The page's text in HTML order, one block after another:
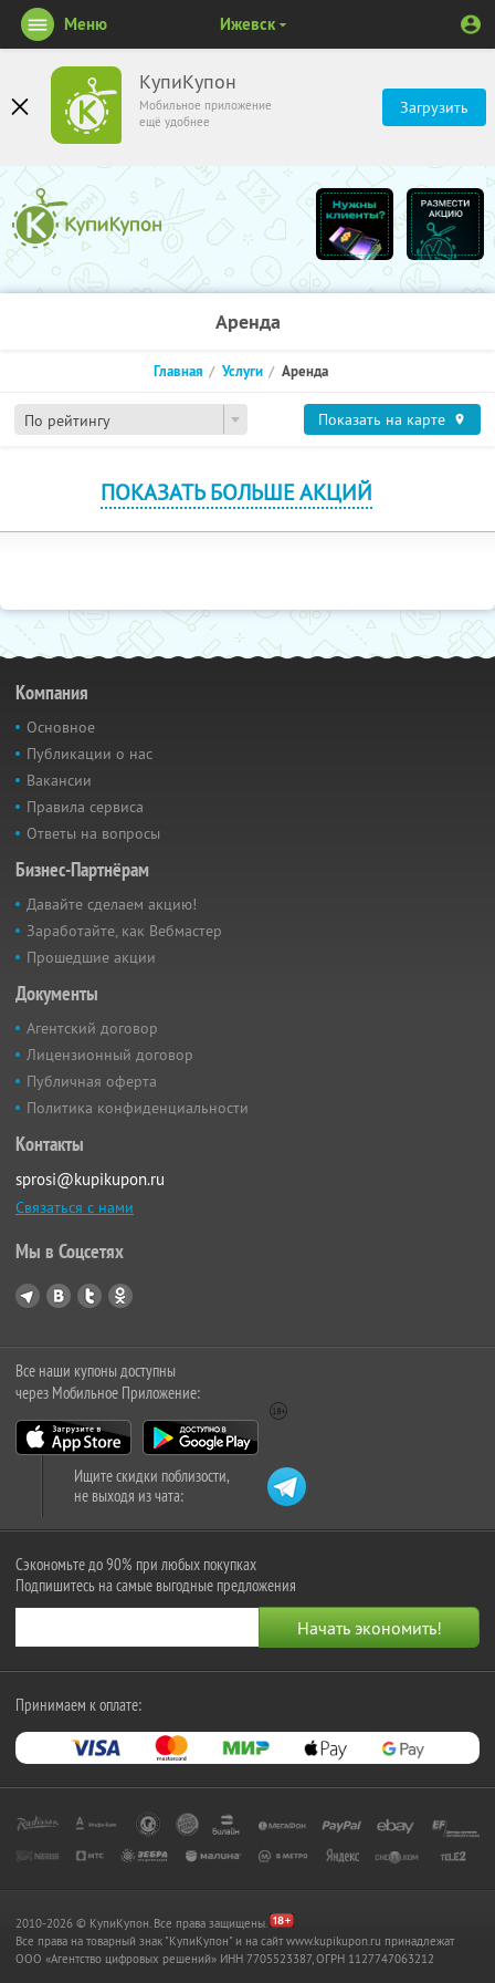
КупиКупон
Мобильное приложение
ещё удобнее
Загрузить
Меню Ижевск
Аренда
По рейтингу
Главная Услуги Аренда
Показать на карте
ПОКАЗАТЬ БОЛЬШЕ АКЦИЙ
Компания
Основное
Публикации о нас
Вакансии
Правила сервиса
Ответы на вопросы
Бизнес-Партнёрам
Давайте сделаем акцию!
Заработайте, как Вебмастер
Прошедшие акции
Документы
Агентский договор
Лицензионный договор
Публичная оферта
Политика конфиденциальности
Контакты
sprosi@kupikupon.ru
Связаться с нами
Мы в Соцсетях
Все наши купоны доступны
через Мобильное Приложение:
Ищите скидки поблизости,
не выходя из чата:
Сэкономьте до 90% при любых покупках
Подпишитесь на самые выгодные предложения
Принимаем к оплате:
2010-2026 © КупиКупон. Все права защищены.
Все права на товарный знак "КупиКупон" и на сайт www.kupikupon.ru принадлежат
OOO «Агентство цифровых решений» ИНН 7705523387, ОГРН 1127747063212